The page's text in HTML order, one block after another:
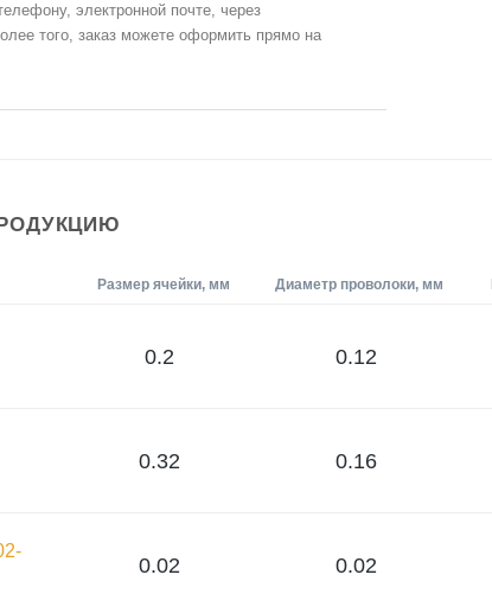
электронной почте, через
того, заказ можете оформить прямо на
Размер ячейки, мм Диаметр проволоки, мм
0.2 0.12
0.32 0.16
0.02 0.02